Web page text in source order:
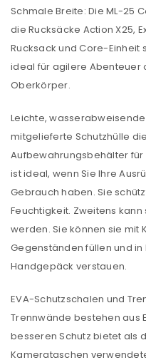
ANMELDEN
Benutzername oder E-
Anmeldeformular
ANMELDEN
PASSWORT VERGESSEN?
REGISTRIEREN
E-Mail-Adresse*
Schmale Breite: Die ML-25
die Rucksäcke Action X25,
Rucksack und Core-Einheit
ideal für agilere Abenteuer
Oberkörper.
Leichte,
mitgelieferte Schutzhülle
Aufbewahrungsbehälter
ist ideal, wenn Sie Ihre
Gebrauch haben. Sie
Feuchtigkeit. Zweitens
werden. Sie können sie
Gegenständen füllen und
Handgepäck verstauen.
EVA-Schutzschalen und
Trennwände bestehen aus
besseren Schutz bietet als
Kamerataschen